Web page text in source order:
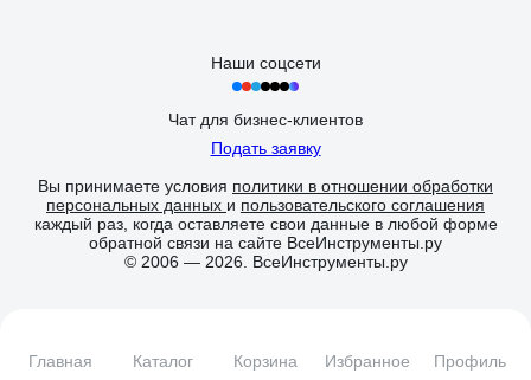
Главная Каталог Корзина Избранное Профиль
Наши соцсети
Чат для бизнес-клиентов
Подать заявку
Вы принимаете условия политики в отношении обработки
персональных данных и пользовательского соглашения
каждый раз, когда оставляете свои данные в любой форме
обратной связи на сайте ВсеИнструменты.ру
© 2006 — 2026. ВсеИнструменты.ру